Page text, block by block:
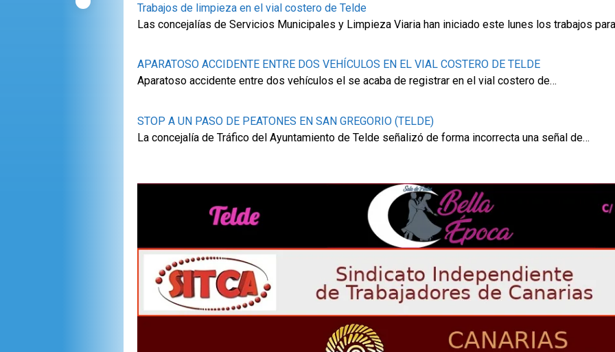
Trabajos de limpieza en el vial costero de Telde
Las concejalías de Servicios Municipales y Limpieza Viaria han iniciado este lunes los trabajos
APARATOSO ACCIDENTE ENTRE DOS VEHÍCULOS EN EL VIAL COSTERO DE TELDE
Aparatoso accidente entre dos vehículos el se acaba de registrar en el vial costero de…
STOP A UN PASO DE PEATONES EN SAN GREGORIO (TELDE)
La concejalía de Tráfico del Ayuntamiento de Telde señalizó de forma incorrecta una señal de…